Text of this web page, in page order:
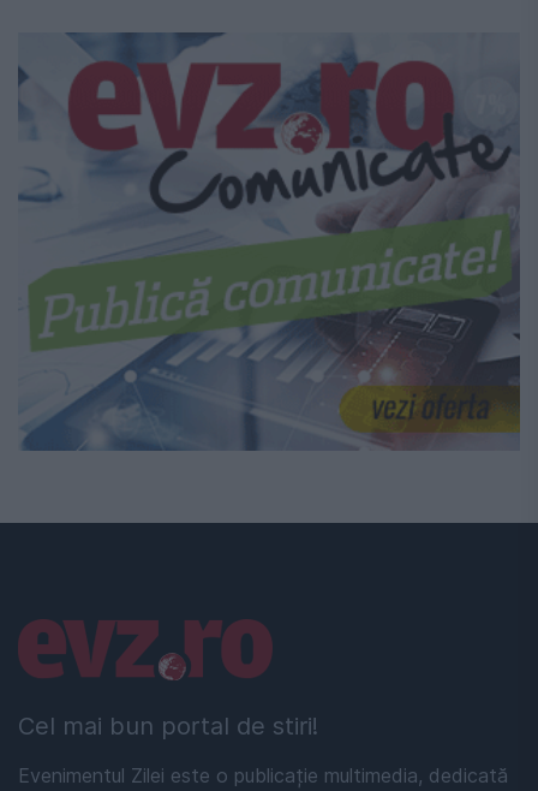
Cel mai bun portal de stiri!
Evenimentul Zilei este o publicație multimedia, dedicată
Linkuri utile